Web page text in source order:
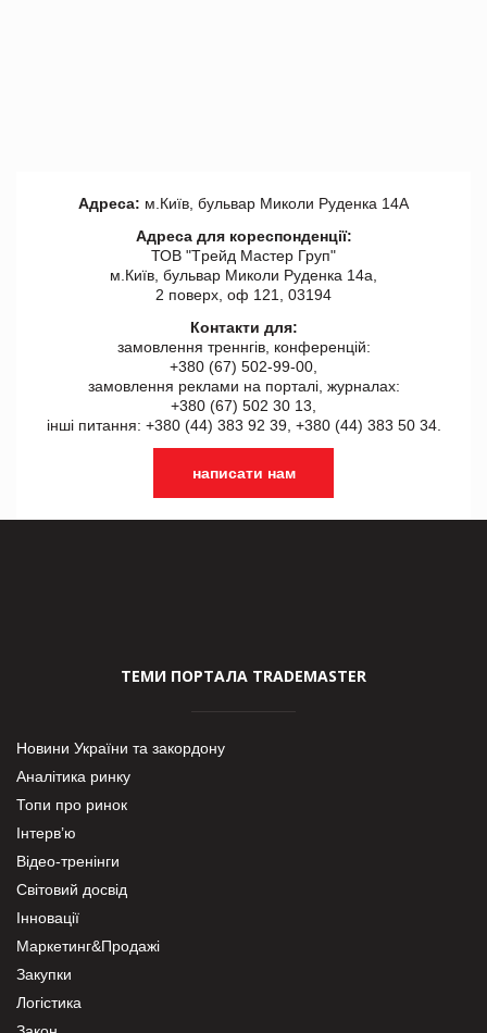
Адреса: м.Київ, бульвар Миколи Руденка 14А
Адреса для кореспонденції:
ТОВ "Tрейд Мастер Груп"
м.Київ, бульвар Миколи Руденка 14а,
2 поверх, оф 121, 03194
Контакти для:
замовлення треннгів, конференцій:
+380 (67) 502-99-00,
замовлення реклами на порталі, журналах:
+380 (67) 502 30 13,
інші питання: +380 (44) 383 92 39, +380 (44) 383 50 34.
написати нам
ТЕМИ ПОРТАЛА TRADEMASTER
Новини України та закордону
Аналітика ринку
Топи про ринок
Інтерв’ю
Відео-тренінги
Світовий досвід
Інновації
Маркетинг&Продажі
Закупки
Логістика